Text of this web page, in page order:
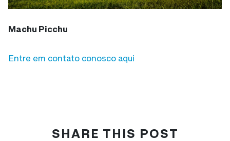
Machu Picchu
Entre em contato conosco aqui
SHARE THIS POST